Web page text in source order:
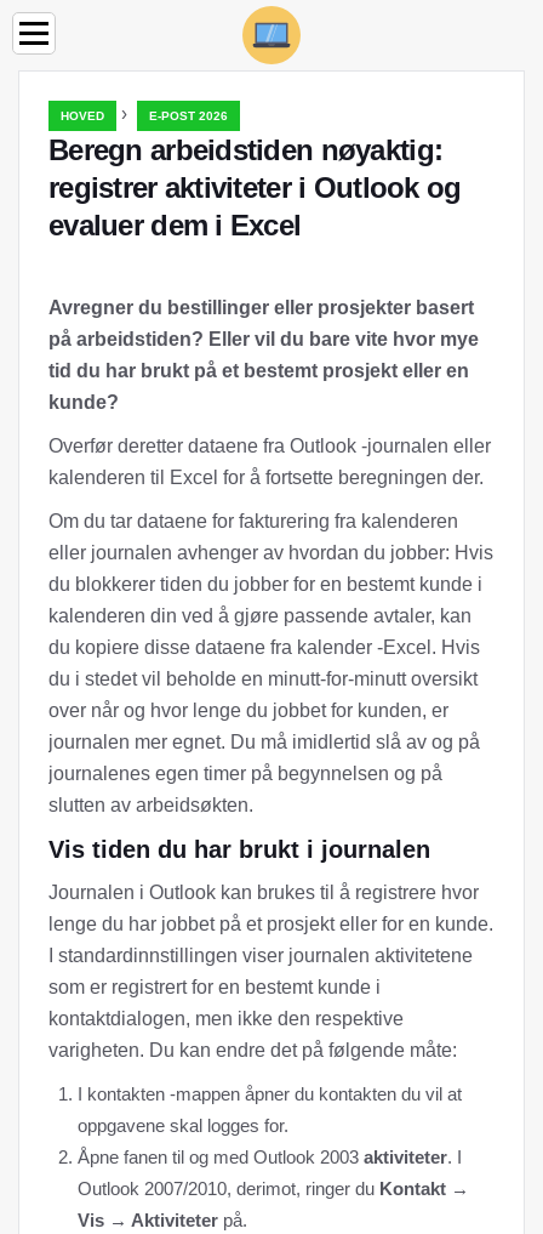
HOVED › E-POST 2026
Beregn arbeidstiden nøyaktig:
registrer aktiviteter i Outlook og
evaluer dem i Excel
Avregner du bestillinger eller prosjekter basert
på arbeidstiden? Eller vil du bare vite hvor mye
tid du har brukt på et bestemt prosjekt eller en
kunde?
Overfør deretter dataene fra Outlook -journalen eller
kalenderen til Excel for å fortsette beregningen der.
Om du tar dataene for fakturering fra kalenderen
eller journalen avhenger av hvordan du jobber: Hvis
du blokkerer tiden du jobber for en bestemt kunde i
kalenderen din ved å gjøre passende avtaler, kan
du kopiere disse dataene fra kalender -Excel. Hvis
du i stedet vil beholde en minutt-for-minutt oversikt
over når og hvor lenge du jobbet for kunden, er
journalen mer egnet. Du må imidlertid slå av og på
journalenes egen timer på begynnelsen og på
slutten av arbeidsøkten.
Vis tiden du har brukt i journalen
Journalen i Outlook kan brukes til å registrere hvor
lenge du har jobbet på et prosjekt eller for en kunde.
I standardinnstillingen viser journalen aktivitetene
som er registrert for en bestemt kunde i
kontaktdialogen, men ikke den respektive
varigheten. Du kan endre det på følgende måte:
I kontakten -mappen åpner du kontakten du vil at
oppgavene skal logges for.
Åpne fanen til og med Outlook 2003 aktiviteter. I
Outlook 2007/2010, derimot, ringer du Kontakt →
Vis → Aktiviteter på.